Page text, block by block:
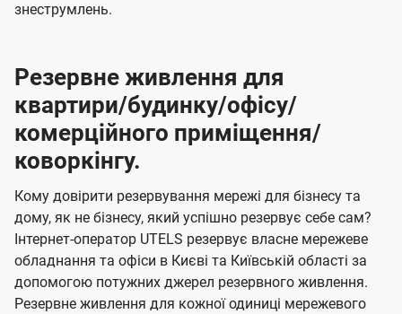
знеструмлень.
Резервне живлення для
квартири/будинку/офісу/
комерційного приміщення/
коворкінгу.
Кому довірити резервування мережі для бізнесу та
дому, як не бізнесу, який успішно резервує себе сам?
Інтернет-оператор UTELS резервує власне мережеве
обладнання та офіси в Києві та Київській області за
допомогою потужних джерел резервного живлення.
Резервне живлення для кожної одиниці мережевого